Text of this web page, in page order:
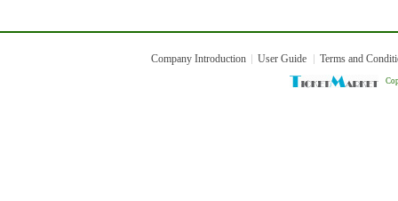
Company Introduction User Guide Terms and